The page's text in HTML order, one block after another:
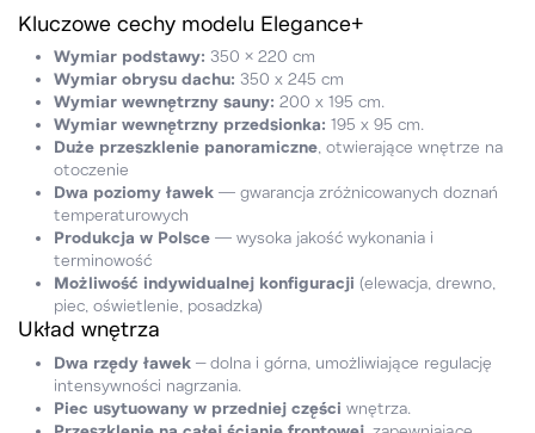
Kluczowe cechy modelu Elegance+
Wymiar podstawy: 350 × 220 cm
Wymiar obrysu dachu: 350 x 245 cm
Wymiar wewnętrzny sauny: 200 x 195 cm.
Wymiar wewnętrzny przedsionka: 195 x 95 cm.
Duże przeszklenie panoramiczne, otwierające wnętrze na
otoczenie
Dwa poziomy ławek — gwarancja zróżnicowanych doznań
temperaturowych
Produkcja w Polsce — wysoka jakość wykonania i
terminowość
Możliwość indywidualnej konfiguracji (elewacja, drewno,
piec, oświetlenie, posadzka)
Układ wnętrza
Dwa rzędy ławek – dolna i górna, umożliwiające regulację
intensywności nagrzania.
Piec usytuowany w przedniej części wnętrza.